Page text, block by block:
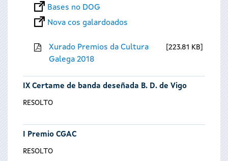
Bases no DOG
Nova cos galardoados
Xurado Premios da Cultura
Galega 2018
223.81 KB
IX Certame de banda deseñada B. D. de Vigo
RESOLTO
I Premio CGAC
RESOLTO